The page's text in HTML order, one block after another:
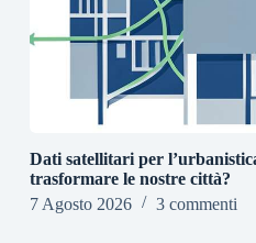
Dati satellitari per
trasformare le nostre città?
7 Agosto 2026
3 commenti